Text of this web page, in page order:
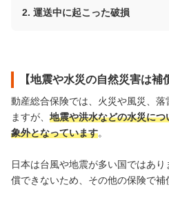
運送中に起こった破損
【地震や水災の自然災害は補
動産総合保険では、火災や風災、
ますが、 地震や洪水などの水災に
象外となっています。
日本は台風や地震が多い国ではあ
償できないため、その他の保険で補